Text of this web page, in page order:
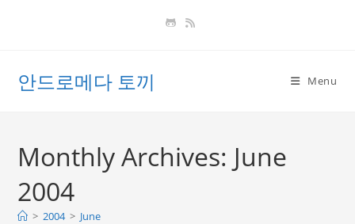
안드로메다 토끼 Menu
Monthly Archives: June
2004
> 2004 > June